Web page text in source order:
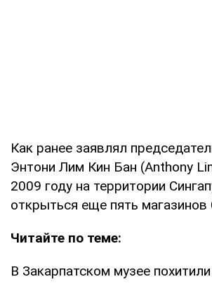
Как ранее заявлял
Энтони Лим Кин Бан (Anthony
2009 году на территории
открыться еще пять магазинов
Читайте по теме:
В Закарпатском музее